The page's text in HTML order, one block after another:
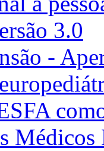
3.0
-